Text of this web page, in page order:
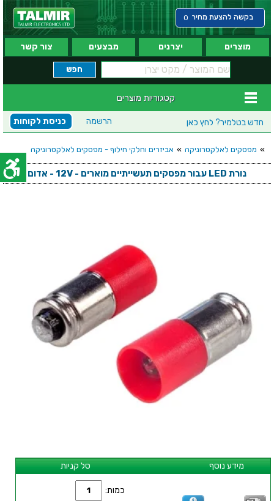
בקשה להצעת מחיר 0
מוצרים יצרנים מבצעים צור קשר
קטגוריות מוצרים
חדש בטלמיר? לחץ כאן כניסת לקוחות הרשמה
» מפסקים לאלקטרוניקה » אביזרים וחלקי חילוף - מפסקים לאלקטרוניקה
נורת LED עבור מפסקים תעשייתיים מוארים - 12V - אדום
סל קניות מידע נוסף
כמות: